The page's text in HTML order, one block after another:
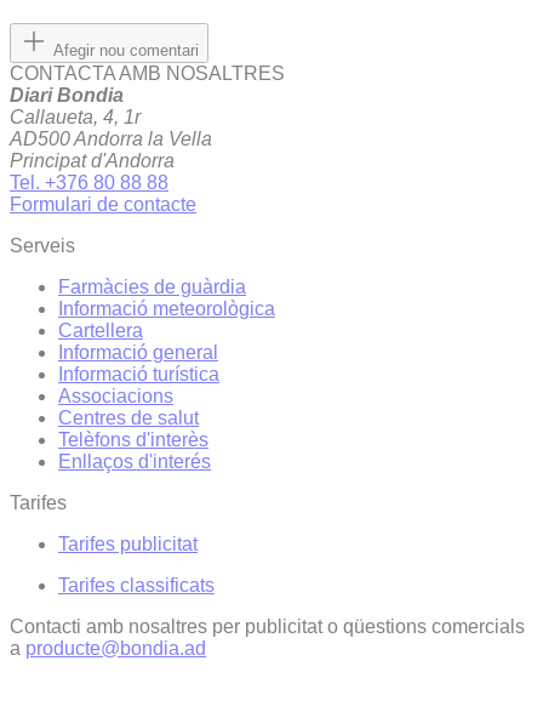
Afegir nou comentari
CONTACTA AMB NOSALTRES
Diari Bondia
Callaueta, 4, 1r
AD500 Andorra la Vella
Principat d'Andorra
Tel. +376 80 88 88
Formulari de contacte
Serveis
Farmàcies de guàrdia
Informació meteorològica
Cartellera
Informació general
Informació turística
Associacions
Centres de salut
Telèfons d'interès
Enllaços d'interés
Tarifes
Tarifes publicitat
Tarifes classificats
Contacti amb nosaltres per publicitat o qüestions comercials
a producte@bondia.ad